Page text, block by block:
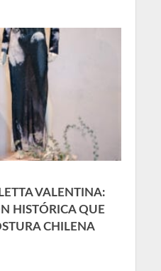
VALENTINA:
HISTÓRICA QUE
CHILENA